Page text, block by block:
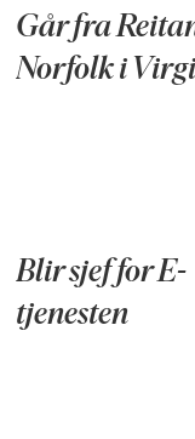
Går fra
Norfolk i
Blir sjef for E-
tjenesten